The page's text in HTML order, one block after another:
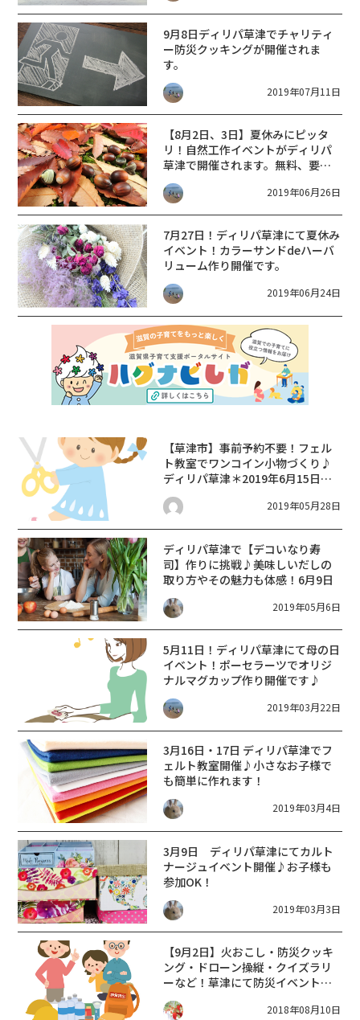
9月8日ディリパ草津でチャリティ
ー防災クッキングが開催されま
す。
2019年07月11日
【8月2日、3日】夏休みにピッタ
リ！自然工作イベントがディリパ
草津で開催されます。無料、要予
約です！
2019年06月26日
7月27日！ディリパ草津にて夏休み
イベント！カラーサンドdeハーバ
リューム作り開催です。
2019年06月24日
【草津市】事前予約不要！フェル
ト教室でワンコイン小物づくり♪
ディリパ草津＊2019年6月15日・
16日
2019年05月28日
ディリパ草津で【デコいなり寿
司】作りに挑戦♪美味しいだしの
取り方やその魅力も体感！6月9日
2019年05月6日
5月11日！ディリパ草津にて母の日
イベント！ポーセラーツでオリジ
ナルマグカップ作り開催です♪
2019年03月22日
3月16日・17日 ディリパ草津でフ
ェルト教室開催♪小さなお子様で
も簡単に作れます！
2019年03月4日
3月9日 ディリパ草津にてカルト
ナージュイベント開催♪お子様も
参加OK！
2019年03月3日
【9月2日】火おこし・防災クッキ
ング・ドローン操縦・クイズラリ
ーなど！草津にて防災イベントを
開催☆参加無料♪
2018年08月10日